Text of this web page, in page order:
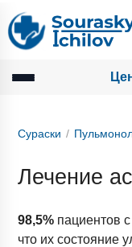
Сураски
Лечение
98,5% пациентов
что их состояние